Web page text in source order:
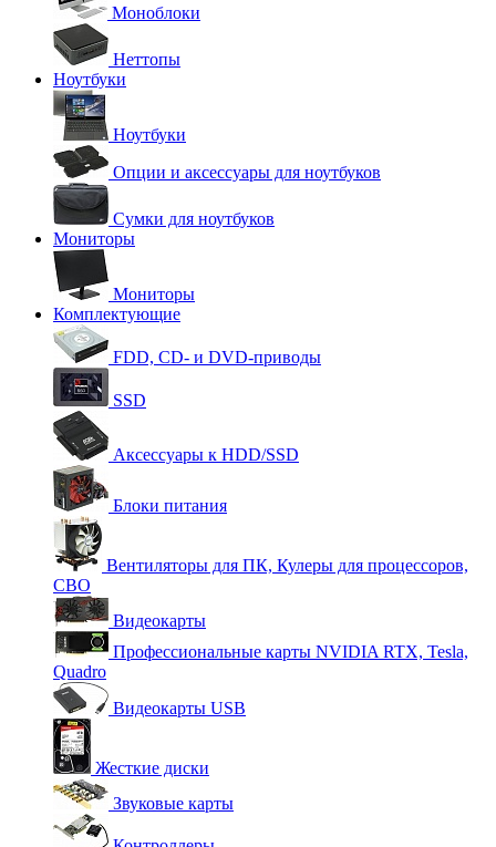
Моноблоки
Неттопы
Ноутбуки
Ноутбуки
Опции и аксессуары для ноутбуков
Сумки для ноутбуков
Мониторы
Мониторы
Комплектующие
FDD, CD- и DVD-приводы
SSD
Аксессуары к HDD/SSD
Блоки питания
Вентиляторы для ПК, Кулеры для процессоров,
СВО
Видеокарты
Профессиональные карты NVIDIA RTX, Tesla,
Quadro
Видеокарты USB
Жесткие диски
Звуковые карты